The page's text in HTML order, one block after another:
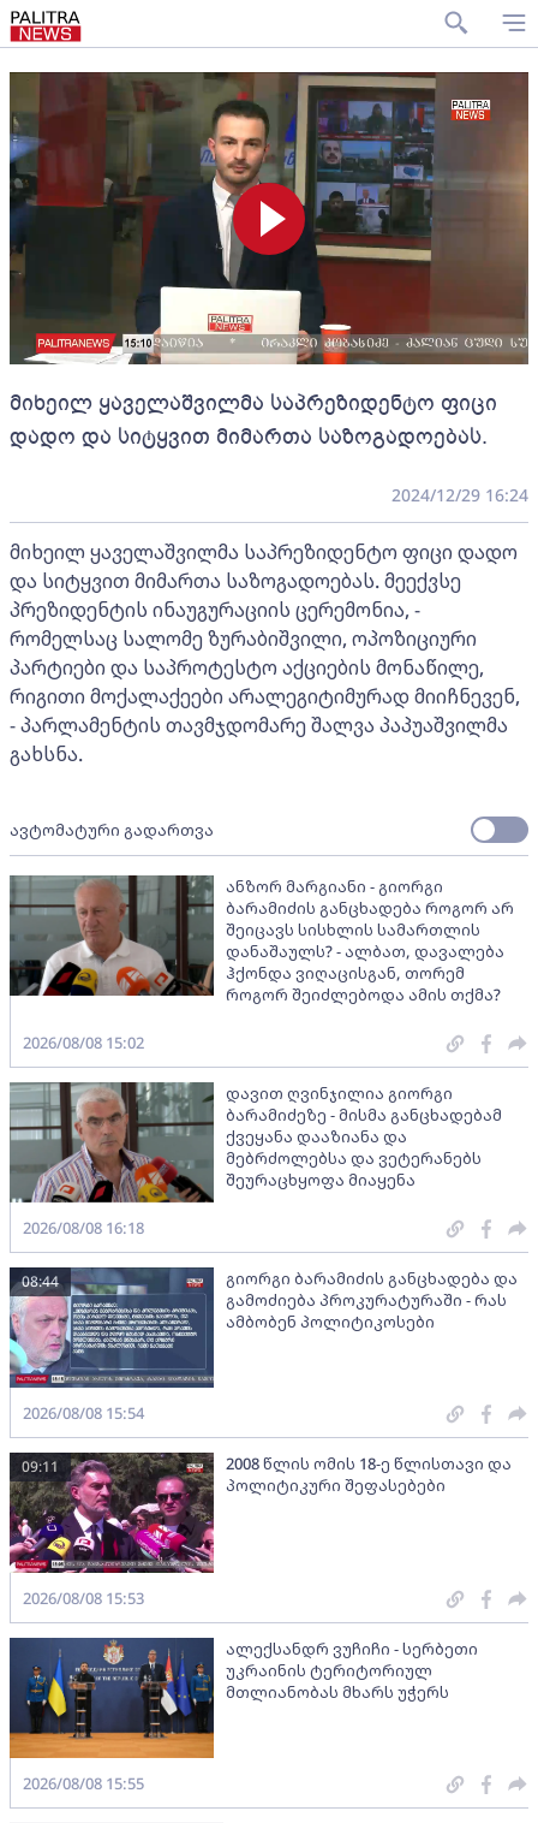
მიხეილ ყაველაშვილმა საპრეზიდენტო ფიცი
დადო და სიტყვით მიმართა საზოგადოებას.
2024/12/29 16:24
მიხეილ ყაველაშვილმა საპრეზიდენტო ფიცი დადო
და სიტყვით მიმართა საზოგადოებას. მეექვსე
პრეზიდენტის ინაუგურაციის ცერემონია, -
რომელსაც სალომე ზურაბიშვილი, ოპოზიციური
პარტიები და საპროტესტო აქციების მონაწილე,
რიგითი მოქალაქეები არალეგიტიმურად მიიჩნევენ,
- პარლამენტის თავმჯდომარე შალვა პაპუაშვილმა
გახსნა.
ავტომატური გადართვა
ანზორ მარგიანი - გიორგი
ბარამიძის განცხადება როგორ არ
შეიცავს სისხლის სამართლის
დანაშაულს? - ალბათ, დავალება
ჰქონდა ვიღაცისგან, თორემ
როგორ შეიძლებოდა ამის თქმა?
2026/08/08 15:02
დავით ღვინჯილია გიორგი
ბარამიძეზე - მისმა განცხადებამ
ქვეყანა დააზიანა და
მებრძოლებსა და ვეტერანებს
შეურაცხყოფა მიაყენა
2026/08/08 16:18
გიორგი ბარამიძის განცხადება და
გამოძიება პროკურატურაში - რას
ამბობენ პოლიტიკოსები
08:44
2026/08/08 15:54
2008 წლის ომის 18-ე წლისთავი და
პოლიტიკური შეფასებები
09:11
2026/08/08 15:53
ალექსანდრ ვუჩიჩი - სერბეთი
უკრაინის ტერიტორიულ
მთლიანობას მხარს უჭერს
2026/08/08 15:55